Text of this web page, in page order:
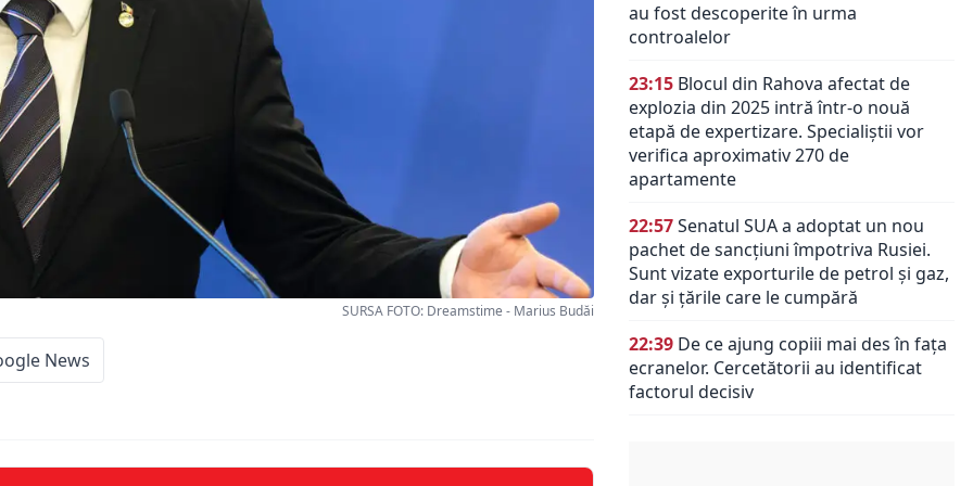
SURSA FOTO: Dreamstime - Marius Budăi
News
au fost descoperite în urma
controalelor
23:15 Blocul din Rahova afectat de
explozia din 2025 intră într-o nouă
etapă de expertizare. Specialiștii vor
verifica aproximativ 270 de
apartamente
22:57Senatul SUA a adoptat un nou
pachet de sancțiuni împotriva Rusiei.
Sunt vizate exporturile de petrol și gaz,
dar și țările care le cumpără
22:39 De ce ajung copiii mai des în fața
ecranelor. Cercetătorii au identificat
factorul decisiv